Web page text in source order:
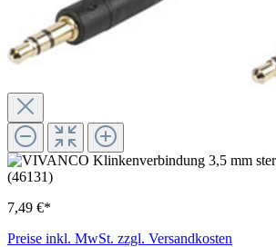
7,49 €*
Preise inkl. MwSt. zzgl. Versandkosten